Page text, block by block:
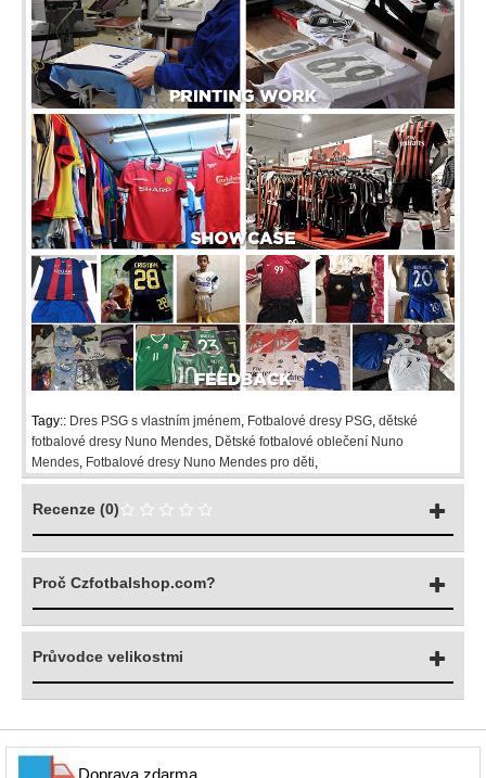
Tagy:: Dres PSG s vlastním jménem Fotbalové dresy PSG dětské
fotbalové dresy Nuno Mendes Dětské fotbalové oblečení Nuno
Mendes Fotbalové dresy Nuno Mendes pro děti
Recenze (0)
Proč Czfotbalshop.com?
Průvodce velikostmi